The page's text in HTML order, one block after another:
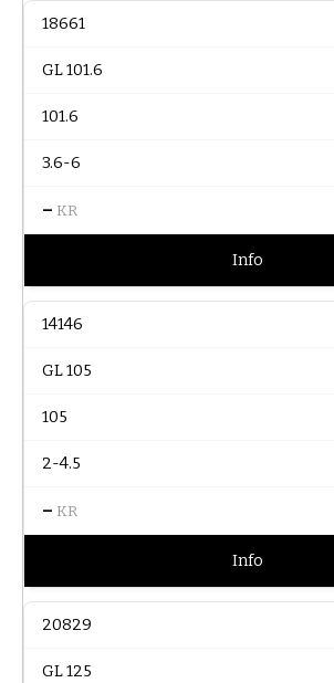
18661
GL 101.6
101.6
3.6-6
– KR
Info
14146
GL 105
105
2-4.5
– KR
Info
20829
GL 125